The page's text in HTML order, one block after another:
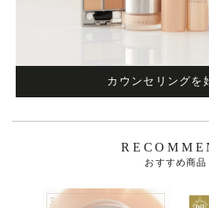
カウンセリングを
おすすめ商品